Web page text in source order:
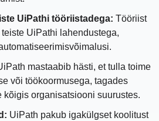
UiPathi tööriistadega: Tööriist
UiPathi lahendustega,
mastaabib hästi, et tulla toime
või töökoormusega, tagades
kõigis organisatsiooni suurustes.
UiPath pakub igakülgset koolitust